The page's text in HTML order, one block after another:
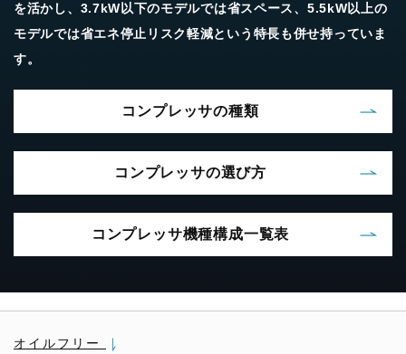
を活かし、3.7kW以下のモデルでは省スペース、5.5kW以上の
モデルでは省エネ停止リスク軽減という特長も併せ持っていま
す。
コンプレッサの種類
コンプレッサの選び方
コンプレッサ機種構成一覧表
オイルフリー